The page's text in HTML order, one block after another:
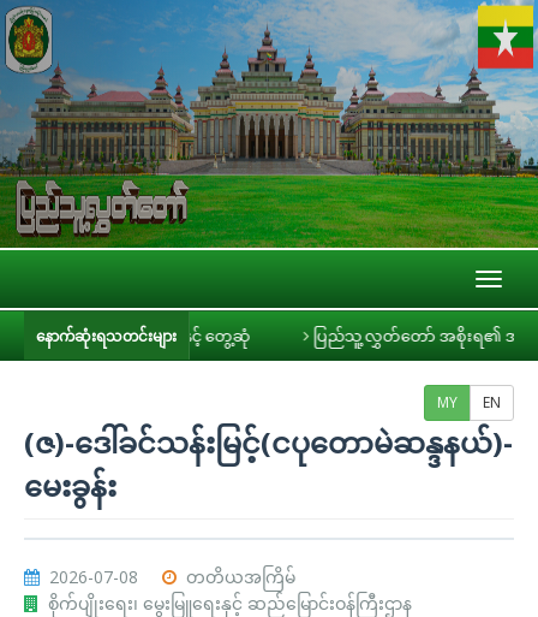
နောက်ဆုံးရသတင်းများ
ယာများနှင့် တွေ့ဆုံ ပြည်သူ့လွှတ်တော် အစိုးရ၏ အာမခံချက်များ၊ ကတိမ
MY EN
(ဇ)-ဒေါ်ခင်သန်းမြင့်(ငပုတောမဲဆန္ဒနယ်)-
မေးခွန်း
2026-07-08
တတိယအကြိမ်
စိုက်ပျိုးရေး၊ မွေးမြူရေးနှင့် ဆည်မြောင်းဝန်ကြီးဌာန